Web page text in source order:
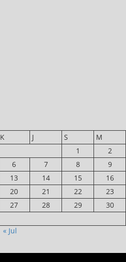
K J S
M
1
2
6 7 8
9
13 14 15
16
20 21 22
23
27 28 29
30
« Jul